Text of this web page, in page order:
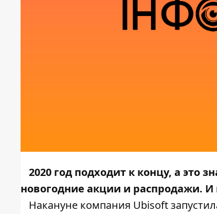
2020 год подходит к концу, а это
новогодние акции и распродажи.
Накануне компания Ubisoft